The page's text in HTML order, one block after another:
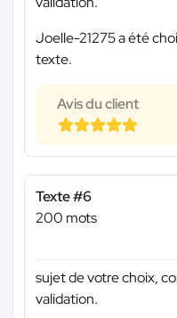
Joelle-21275 a été
texte.
Avis du client
Texte #6
200 mots
sujet de votre choix,
validation.